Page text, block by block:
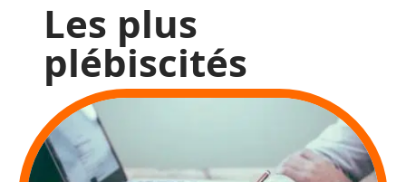
Les plus
plébiscités